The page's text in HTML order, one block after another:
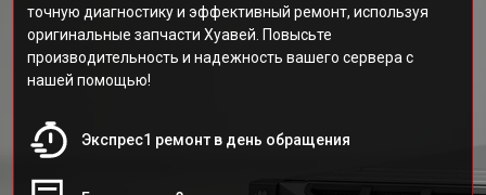
точную диагностику и эффективный ремонт, используя
оригинальные запчасти Хуавей. Повысьте
производительность и надежность вашего сервера с
нашей помощью!
Экспрес1 ремонт в день обращения